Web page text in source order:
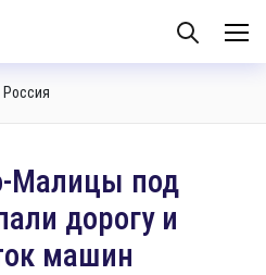
Россия
Малицы под
дорогу и
машин